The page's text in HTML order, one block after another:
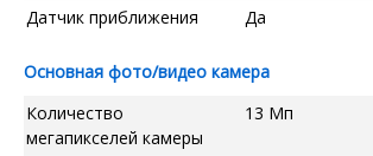
Датчик приближения Да
Основная фото/видео камера
Количество
мегапикселей камеры
13 Мп